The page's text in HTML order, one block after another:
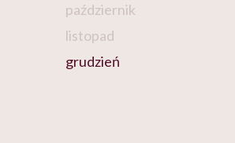
październik
listopad
grudzień